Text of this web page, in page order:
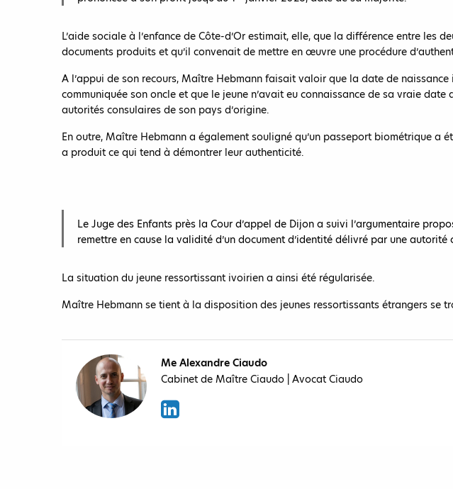
L’aide sociale à l’enfance de Côte-d’Or estimait, elle, que la différence entre
documents produits et qu’il convenait de mettre en œuvre une procédure
A l’appui de son recours, Maître Hebmann faisait valoir que la date de
communiquée son oncle et que le jeune n’avait eu connaissance de sa vraie
autorités consulaires de son pays d’origine.
En outre, Maître Hebmann a également souligné qu’un passeport biométrique a
a produit ce qui tend à démontrer leur authenticité.
Le Juge des Enfants près la Cour d’appel de Dijon a suivi l’argumentaire
remettre en cause la validité d’un document d’identité délivré par une autorité
La situation du jeune ressortissant ivoirien a ainsi été régularisée.
Maître Hebmann se tient à la disposition des jeunes ressortissants étrangers se
Me Alexandre Ciaudo
Cabinet de Maître Ciaudo | Avocat Ciaudo